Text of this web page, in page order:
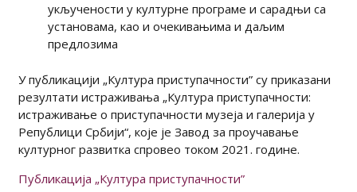
укључености у културне програме и сарадњи са
установама, као и очекивањима и даљим
предлозима
У публикацији „Култура приступачности” су приказани
резултати истраживања „Култура приступачности:
истраживање о приступачности музеја и галерија у
Републици Србији“, које је Завод за проучавање
културног развитка спровео током 2021. године.
Публикација „Култура приступачности”